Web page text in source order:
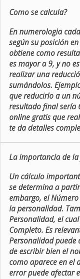
Como se calcula?
En numerologia
según su posición
obtiene como
es mayor a 9, y no
realizar una
sumándolos.
que reducirlo a un
resultado final sería
online gratis que
te da detalles
La importancia de
Un cálculo
se determina a
embargo, el
la personalidad.
Personalidad, el
Completo. Es
Personalidad puede
de escribir bien el
como aparece en el
error puede afectar